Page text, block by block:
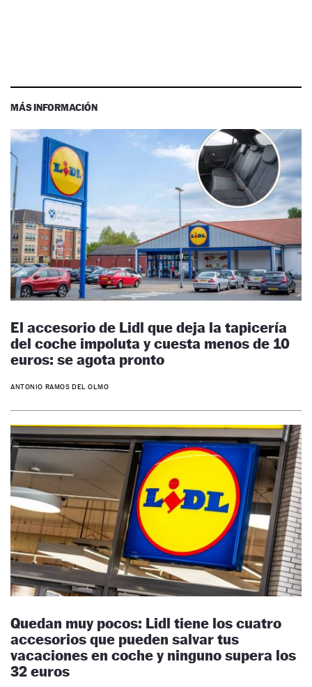
MÁS INFORMACIÓN
El accesorio de Lidl que deja la tapicería
del coche impoluta y cuesta menos de 10
euros: se agota pronto
ANTONIO RAMOS DEL OLMO
Quedan muy pocos: Lidl tiene los cuatro
accesorios que pueden salvar tus
vacaciones en coche y ninguno supera los
32 euros